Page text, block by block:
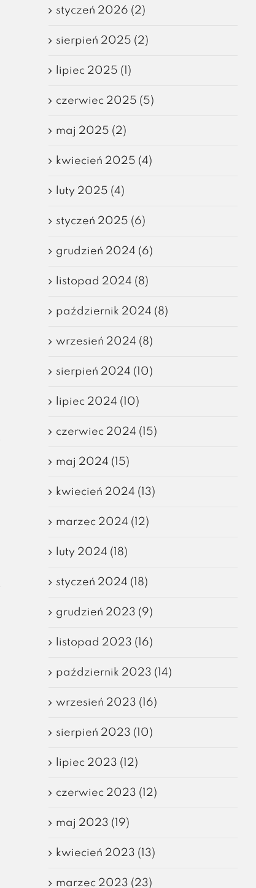
styczeń 2026 (2)
sierpień 2025 (2)
lipiec 2025 (1)
czerwiec 2025 (5)
maj 2025 (2)
kwiecień 2025 (4)
luty 2025 (4)
styczeń 2025 (6)
grudzień 2024 (6)
listopad 2024 (8)
październik 2024 (8)
wrzesień 2024 (8)
sierpień 2024 (10)
lipiec 2024 (10)
czerwiec 2024 (15)
maj 2024 (15)
kwiecień 2024 (13)
marzec 2024 (12)
luty 2024 (18)
styczeń 2024 (18)
grudzień 2023 (9)
listopad 2023 (16)
październik 2023 (14)
wrzesień 2023 (16)
sierpień 2023 (10)
lipiec 2023 (12)
czerwiec 2023 (12)
maj 2023 (19)
kwiecień 2023 (13)
marzec 2023 (23)